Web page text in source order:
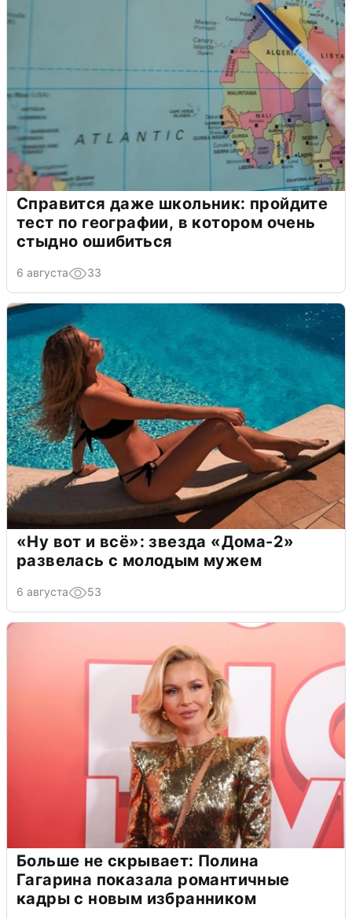
Справится даже школьник: пройдите
тест по географии, в котором очень
стыдно ошибиться
6 августа 33
«Ну вот и всё»: звезда «Дома-2»
развелась с молодым мужем
6 августа 53
Больше не скрывает: Полина
Гагарина показала романтичные
кадры с новым избранником